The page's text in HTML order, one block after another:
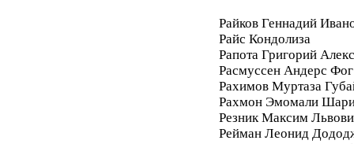
Райков Геннадий
Райс Кондолиза
Рапота Григорий
Расмуссен Андерс Фог
Рахимов Муртаза
Рахмон Эмомали
Резник Максим
Рейман Леонид